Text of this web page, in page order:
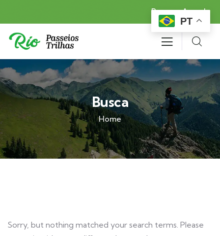
Reserva Agora!
Busca
Home
Sorry, but nothing matched your search terms. Please
PT